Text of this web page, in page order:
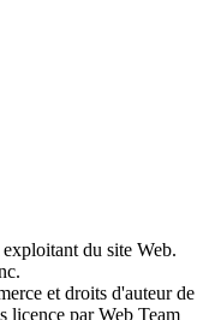
du site Web.
et droits d'auteur de
licence par Web Team